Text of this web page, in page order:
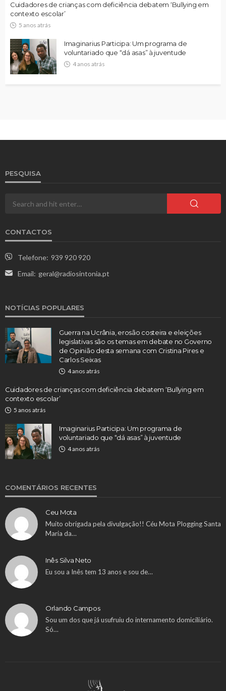
Cuidadores de crianças com deficiência debatem ‘Bullying em
contexto escolar’
5 anos atrás
Imaginarius Participa: Um programa de
voluntariado que “dá asas” à juventude
4 anos atrás
PESQUISA
CONTACTOS
Telefone: 939 920 920
Email: geral@radiosintonia.pt
NOTÍCIAS POPULARES
Guerra na Ucrânia, erosão costeira e eleições
legislativas são os temas em debate no Governo
de Opinião desta semana com Cristina Pires e
Carlos Seixas
4 anos atrás
Cuidadores de crianças com deficiência debatem ‘Bullying em
contexto escolar’
5 anos atrás
Imaginarius Participa: Um programa de
voluntariado que “dá asas” à juventude
4 anos atrás
COMENTÁRIOS RECENTES
Ceu Mota
Muito obrigada pela divulgação!! Céu Mota Plogging Santa
Maria da…
Inês Silva Neto
Eu sou a Inês tem 13 anos e sou de…
Orlando Campos
Sou um dos que já usufruiu do internamento domiciliário.
Só…